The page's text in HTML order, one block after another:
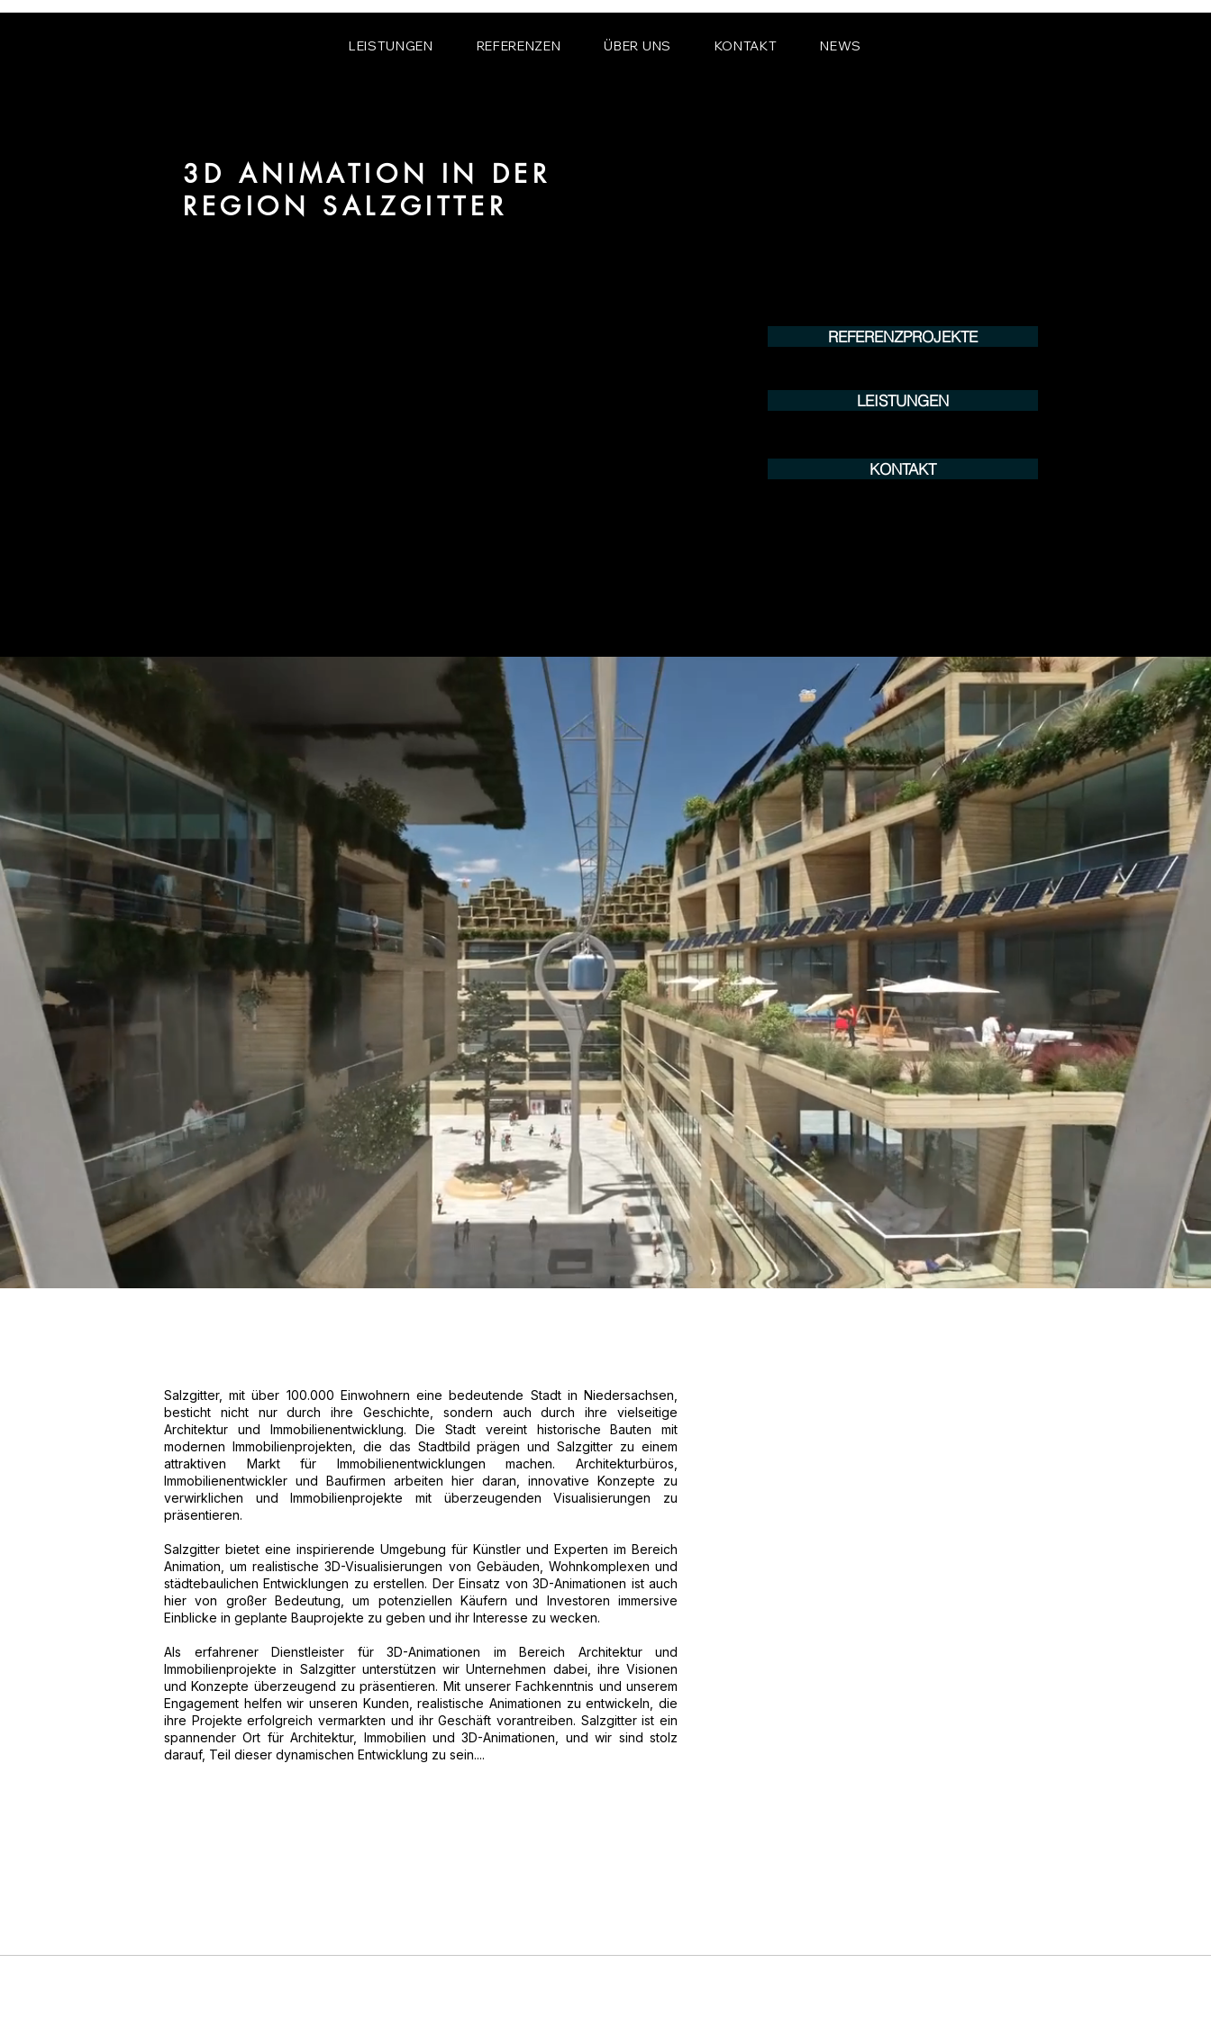
LEISTUNGEN REFERENZEN ÜBER UNS KONTAKT NEWS
3D ANIMATION IN DER
REGION SALZGITTER
KONTAKT
LEISTUNGEN
REFERENZPROJEKTE
Salzgitter, mit über 100.000 Einwohnern eine bedeutende Stadt in Niedersachsen,
besticht nicht nur durch ihre Geschichte, sondern auch durch ihre vielseitige
Architektur und Immobilienentwicklung. Die Stadt vereint historische Bauten mit
modernen Immobilienprojekten, die das Stadtbild prägen und Salzgitter zu einem
attraktiven Markt für Immobilienentwicklungen machen. Architekturbüros,
Immobilienentwickler und Baufirmen arbeiten hier daran, innovative Konzepte zu
verwirklichen und Immobilienprojekte mit überzeugenden Visualisierungen zu
präsentieren.
Salzgitter bietet eine inspirierende Umgebung für Künstler und Experten im Bereich
Animation, um realistische 3D-Visualisierungen von Gebäuden, Wohnkomplexen und
städtebaulichen Entwicklungen zu erstellen. Der Einsatz von 3D-Animationen ist auch
hier von großer Bedeutung, um potenziellen Käufern und Investoren immersive
Einblicke in geplante Bauprojekte zu geben und ihr Interesse zu wecken.
Als erfahrener Dienstleister für 3D-Animationen im Bereich Architektur und
Immobilienprojekte in Salzgitter unterstützen wir Unternehmen dabei, ihre Visionen
und Konzepte überzeugend zu präsentieren. Mit unserer Fachkenntnis und unserem
Engagement helfen wir unseren Kunden, realistische Animationen zu entwickeln, die
ihre Projekte erfolgreich vermarkten und ihr Geschäft vorantreiben. Salzgitter ist ein
spannender Ort für Architektur, Immobilien und 3D-Animationen, und wir sind stolz
darauf, Teil dieser dynamischen Entwicklung zu sein....